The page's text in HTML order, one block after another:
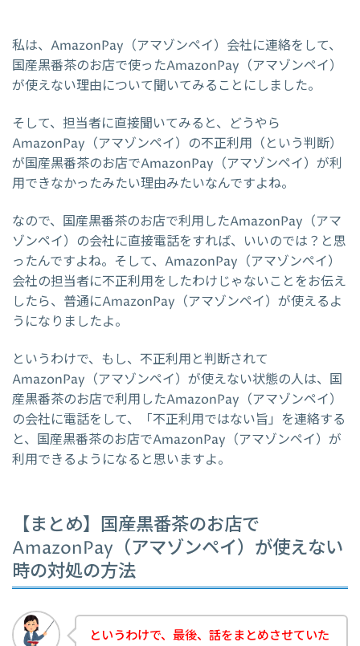
私は、AmazonPay（アマゾンペイ）会社に連絡をして、
国産黒番茶のお店で使ったAmazonPay（アマゾンペイ）
が使えない理由について聞いてみることにしました。
そして、担当者に直接聞いてみると、どうやら
AmazonPay（アマゾンペイ）の不正利用（という判断）
が国産黒番茶のお店でAmazonPay（アマゾンペイ）が利
用できなかったみたい理由みたいなんですよね。
なので、国産黒番茶のお店で利用したAmazonPay（アマ
ゾンペイ）の会社に直接電話をすれば、いいのでは？と思
ったんですよね。そして、AmazonPay（アマゾンペイ）
会社の担当者に不正利用をしたわけじゃないことをお伝え
したら、普通にAmazonPay（アマゾンペイ）が使えるよ
うになりましたよ。
というわけで、もし、不正利用と判断されて
AmazonPay（アマゾンペイ）が使えない状態の人は、国
産黒番茶のお店で利用したAmazonPay（アマゾンペイ）
の会社に電話をして、「不正利用ではない旨」を連絡する
と、国産黒番茶のお店でAmazonPay（アマゾンペイ）が
利用できるようになると思いますよ。
【まとめ】国産黒番茶のお店で
AmazonPay（アマゾンペイ）が使えない
時の対処の方法
というわけで、最後、話をまとめさせていた